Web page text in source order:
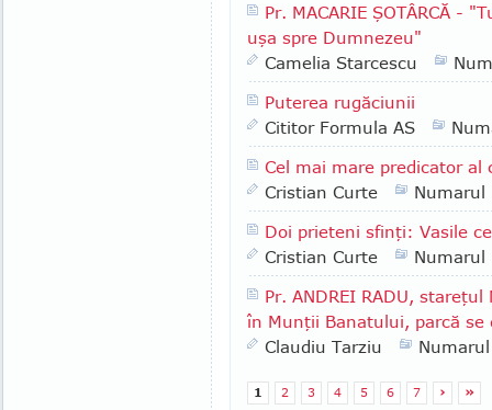
Pr. MACARIE ŞOTÂRCĂ -
uşa spre Dumnezeu"
Camelia Starcescu
Puterea rugăciunii
Cititor Formula AS
Cel mai mare predicator al
Cristian Curte
Numarul
Doi prieteni sfinţi: Vasile
Cristian Curte
Numarul
Pr. ANDREI RADU,
în Munţii Banatului, parcă se
Claudiu Tarziu
1 2 3 4 5 6 7 › »